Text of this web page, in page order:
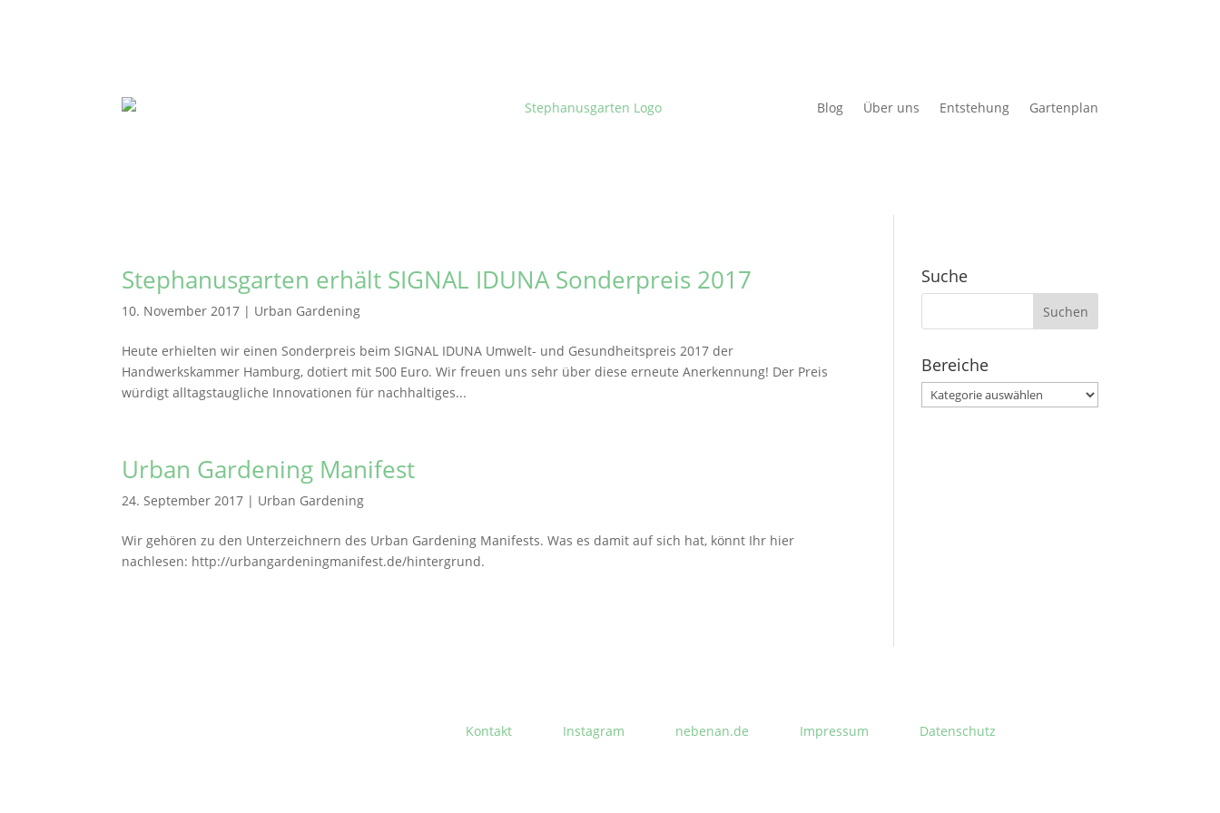
Blog Über uns Entstehung Gartenplan
Stephanusgarten erhält SIGNAL IDUNA Sonderpreis 2017
10. November 2017 | Urban Gardening
Heute erhielten wir einen Sonderpreis beim SIGNAL IDUNA Umwelt- und Gesundheitspreis 2017 der
Handwerkskammer Hamburg, dotiert mit 500 Euro. Wir freuen uns sehr über diese erneute Anerkennung! Der Preis
würdigt alltagstaugliche Innovationen für nachhaltiges...
Urban Gardening Manifest
24. September 2017 | Urban Gardening
Wir gehören zu den Unterzeichnern des Urban Gardening Manifests. Was es damit auf sich hat, könnt Ihr hier
nachlesen: http://urbangardeningmanifest.de/hintergrund.
Suche
Suchen
Bereiche
Bereiche
Kontakt Instagram nebenan.de Impressum Datenschutz